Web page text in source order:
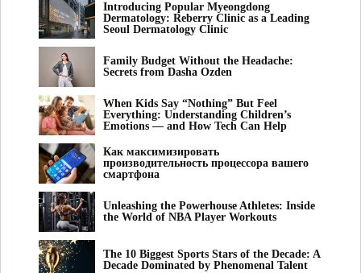
Introducing Popular Myeongdong
Dermatology: Reberry Clinic as a Leading
Seoul Dermatology Clinic
Family Budget Without the Headache:
Secrets from Dasha Ozden
When Kids Say “Nothing” But Feel
Everything: Understanding Children’s
Emotions — and How Tech Can Help
Как максимизировать
производительность процессора вашего
смартфона
Unleashing the Powerhouse Athletes: Inside
the World of NBA Player Workouts
The 10 Biggest Sports Stars of the Decade: A
Decade Dominated by Phenomenal Talent